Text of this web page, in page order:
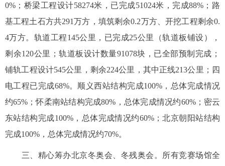
0%；桥梁工程设计58274米，已完成51024米，完成88%；路
基工程土石方共291万方，填筑剩余0.2万方、开挖工程剩余0.
4万方。轨道工程145公里，已完成25公里（轨道板铺设），
剩余120公里；轨道板设计数量91078块，已全部预制完成；
铺轨工程设计545公里，剩余224公里，其中正线213公里；四
电工程已完成68%。顺义西站结构完成100%，总体完成情况
约65%；怀柔南站结构完成80%，总体完成情况约60%；密云
东站结构完成100%，总体完成情况约60%；北京朝阳站结构
完成100%，总体完成情况约70%。
三、精心筹办北京冬奥会、冬残奥会。所有竞赛场馆全